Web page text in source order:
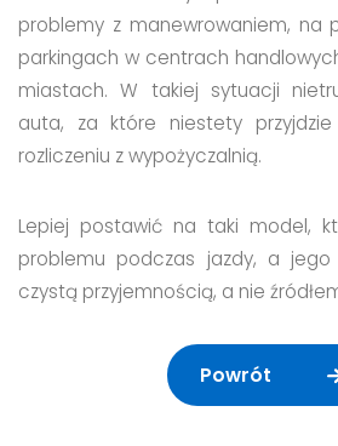
problemy z manewrowaniem, na
parkingach w centrach
miastach. W takiej sytuacji
auta, za które niestety
rozliczeniu z wypożyczalnią.
Lepiej postawić na taki model,
problemu podczas jazdy, a jego
czystą przyjemnością, a nie
Powrót